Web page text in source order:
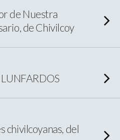
de Nuestra
de Chivilcoy
chivilcoyanas, del